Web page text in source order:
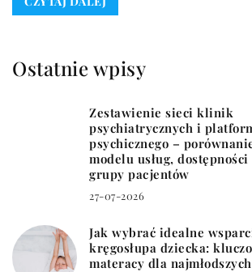
Ostatnie wpisy
Zestawienie sieci klinik
psychiatrycznych i
psychicznego –
modelu usług,
grupy pacjentów
27-07-2026
Jak wybrać idealne
kręgosłupa dziecka:
materacy dla najmłodszych